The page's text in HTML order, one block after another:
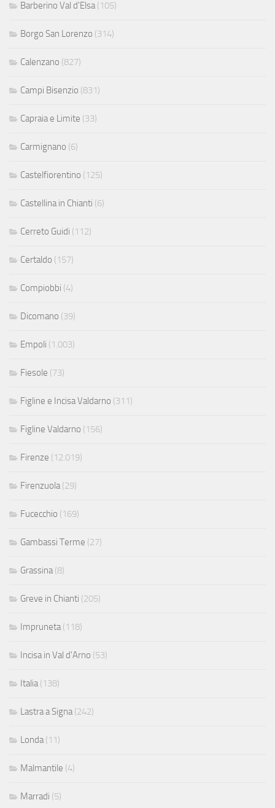
Barberino Val d'Elsa(105)
Borgo San Lorenzo (314)
Calenzano (827)
Campi Bisenzio (831)
Capraia e Limite (33)
Carmignano (6)
Castelfiorentino (125)
Castellina in Chianti (6)
Cerreto Guidi (112)
Certaldo (157)
Compiobbi (4)
Dicomano (39)
Empoli (1.003)
Fiesole (73)
Figline e Incisa Valdarno (311)
Figline Valdarno (156)
Firenze (12.019)
Firenzuola(29)
Fucecchio (169)
Gambassi Terme (27)
Grassina(8)
Greve in Chianti (205)
Impruneta(118)
Incisa in Val d'Arno (53)
Italia(138)
Lastra a Signa(242)
Londa(11)
Malmantile (4)
Marradi (5)